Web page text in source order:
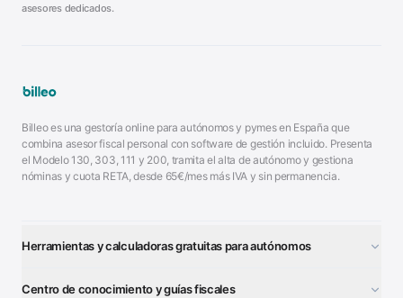
asesores dedicados.
Billeo es una gestoría online para autónomos y pymes en España que
combina asesor fiscal personal con software de gestión incluido. Presenta
el Modelo 130, 303, 111 y 200, tramita el alta de autónomo y gestiona
nóminas y cuota RETA, desde 65€/mes más IVA y sin permanencia.
Herramientas y calculadoras gratuitas para autónomos
Centro de conocimiento y guías fiscales